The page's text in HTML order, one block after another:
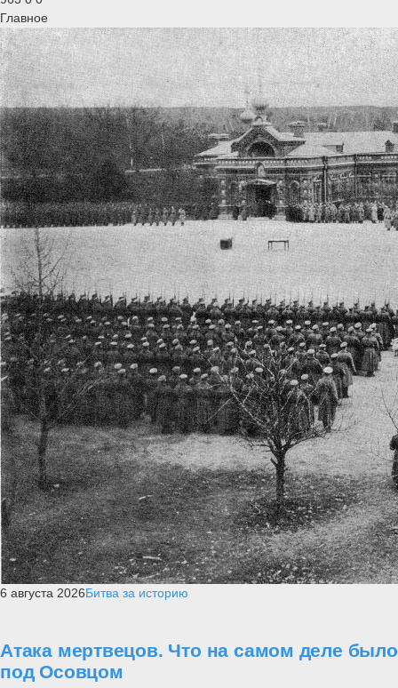
Главное
6 августа 2026Битва за историю
Атака мертвецов. Что на самом деле было
под Осовцом